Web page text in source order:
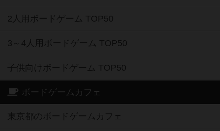
2人用ボードゲーム TOP50
3～4人用ボードゲーム TOP50
子供向けボードゲーム TOP50
ボードゲームカフェ
東京都のボードゲームカフェ